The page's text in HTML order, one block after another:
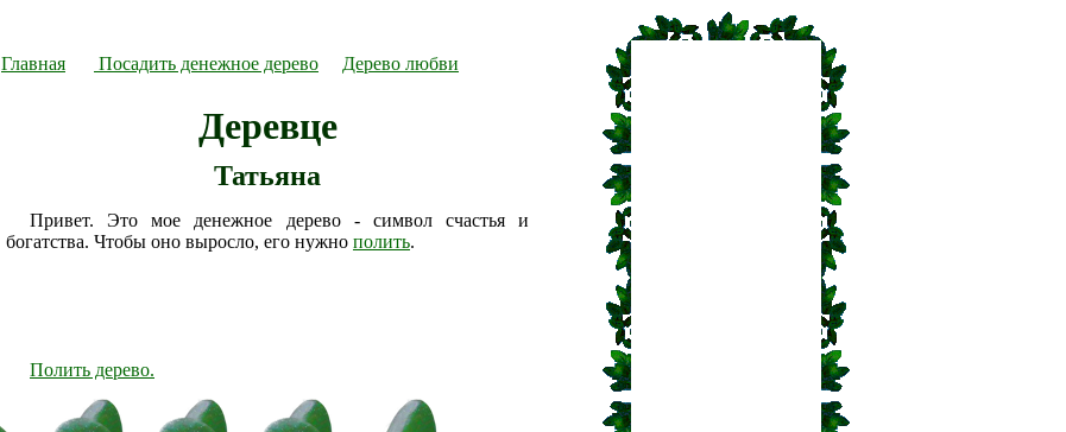
Главная Посадить денежное дерево Дерево любви
Деревце
Татьяна
Привет. Это мое денежное дерево - символ счастья и
богатства. Чтобы оно выросло, его нужно полить.
Полить дерево.